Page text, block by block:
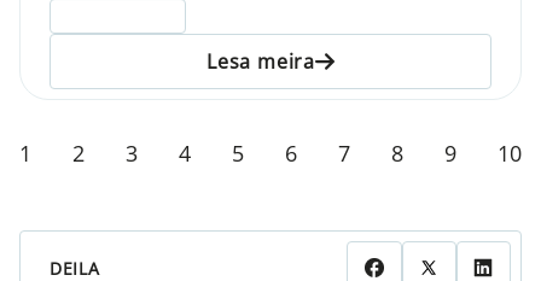
Lesa meira
1 2 3 4 5 6 7 8 9 10
DEILA